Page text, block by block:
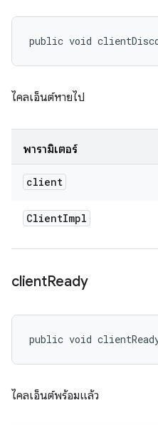
public void
ไคลเอ็นต์หายไป
พารามิเตอร์
client
ClientImpl
clientReady
public void
ไคลเอ็นต์พร้อมแล้ว